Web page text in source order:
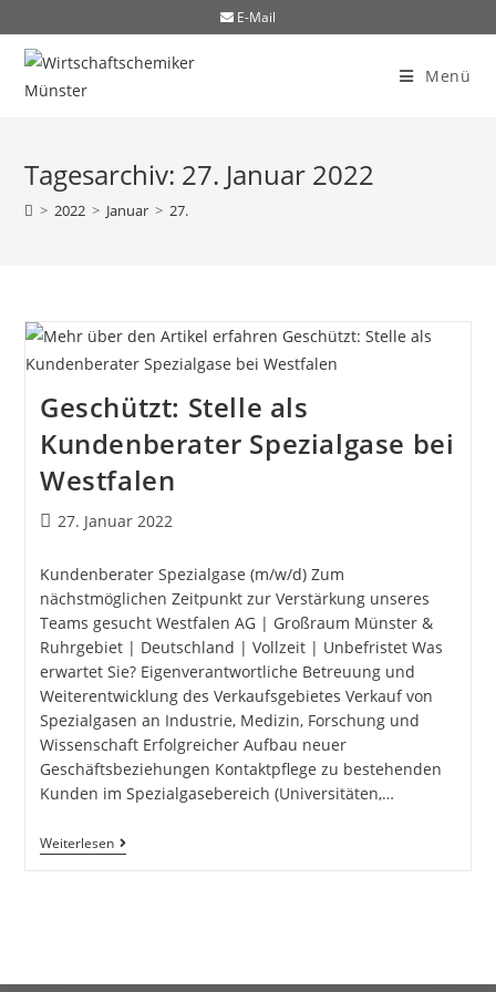
E-Mail
Menü
Tagesarchiv: 27. Januar 2022
> 2022 > Januar > 27.
Geschützt: Stelle als
Kundenberater Spezialgase bei
Westfalen
27. Januar 2022
Kundenberater Spezialgase (m/w/d) Zum
nächstmöglichen Zeitpunkt zur Verstärkung unseres
Teams gesucht Westfalen AG | Großraum Münster &
Ruhrgebiet | Deutschland | Vollzeit | Unbefristet Was
erwartet Sie? Eigenverantwortliche Betreuung und
Weiterentwicklung des Verkaufsgebietes Verkauf von
Spezialgasen an Industrie, Medizin, Forschung und
Wissenschaft Erfolgreicher Aufbau neuer
Geschäftsbeziehungen Kontaktpflege zu bestehenden
Kunden im Spezialgasebereich (Universitäten,…
Weiterlesen